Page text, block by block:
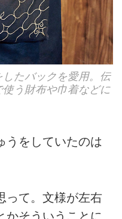
たバックを愛用。伝
う財布や巾着などに
うをしていたのは
って。文様が左右
かそういうことに